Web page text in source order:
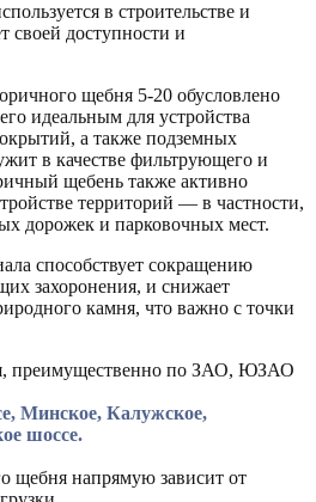
в строительстве и
своей доступности и
щебня 5-20 обусловлено
идеальным для устройства
а также подземных
в качестве фильтрующего и
щебень также активно
территорий — в частности,
дорожек и парковочных мест.
способствует сокращению
захоронения, и снижает
камня, что важно с точки
преимущественно по ЗАО, ЮЗАО
Минское, Калужское,
шоссе.
щебня напрямую зависит от